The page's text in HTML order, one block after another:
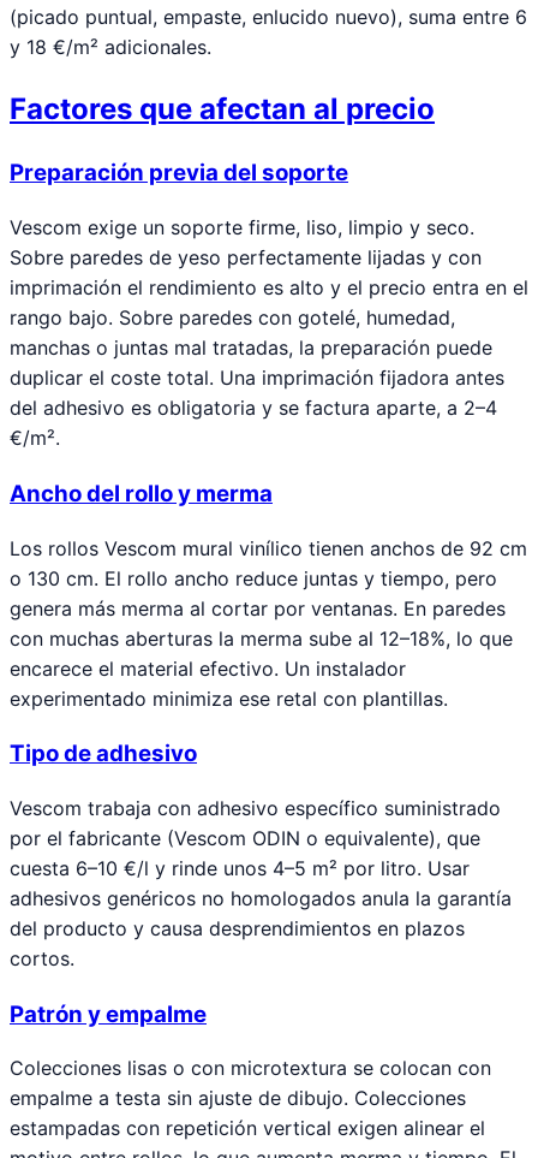
(picado puntual, empaste, enlucido nuevo), suma entre 6
y 18 €/m² adicionales.
Factores que afectan al precio
Preparación previa del soporte
Vescom exige un soporte firme, liso, limpio y seco.
Sobre paredes de yeso perfectamente lijadas y con
imprimación el rendimiento es alto y el precio entra en el
rango bajo. Sobre paredes con gotelé, humedad,
manchas o juntas mal tratadas, la preparación puede
duplicar el coste total. Una imprimación fijadora antes
del adhesivo es obligatoria y se factura aparte, a 2–4
€/m².
Ancho del rollo y merma
Los rollos Vescom mural vinílico tienen anchos de 92 cm
o 130 cm. El rollo ancho reduce juntas y tiempo, pero
genera más merma al cortar por ventanas. En paredes
con muchas aberturas la merma sube al 12–18%, lo que
encarece el material efectivo. Un instalador
experimentado minimiza ese retal con plantillas.
Tipo de adhesivo
Vescom trabaja con adhesivo específico suministrado
por el fabricante (Vescom ODIN o equivalente), que
cuesta 6–10 €/l y rinde unos 4–5 m² por litro. Usar
adhesivos genéricos no homologados anula la garantía
del producto y causa desprendimientos en plazos
cortos.
Patrón y empalme
Colecciones lisas o con microtextura se colocan con
empalme a testa sin ajuste de dibujo. Colecciones
estampadas con repetición vertical exigen alinear el